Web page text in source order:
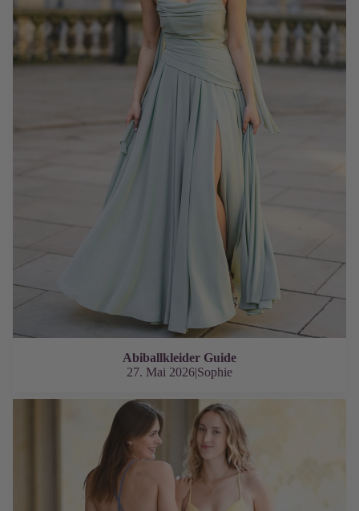
Abiballkleider Guide
27. Mai 2026|Sophie
Abiballkleider Trends 2026